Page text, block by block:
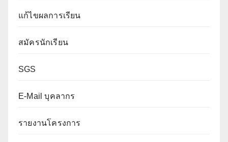
แก้ไขผลการเรียน
สมัครนักเรียน
SGS
E-Mail บุคลากร
รายงานโครงการ